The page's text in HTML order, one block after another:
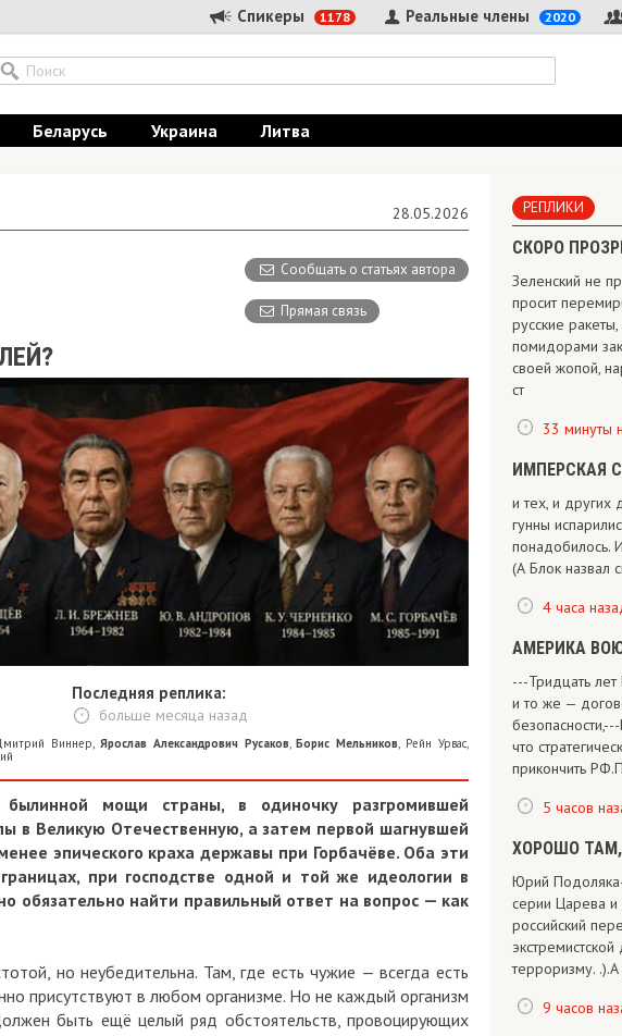
Спикеры 1178 Реальные члены 2020
Беларусь Украина Литва
28.05.2026
Сообщать о статьях автора
Прямая связь
Последняя реплика:
больше месяца назад
Виннер, Ярослав Александрович Русаков,Борис Мельников, Рейн Урвас,
мощи страны, в одиночку разгромившей
в Великую Отечественную, а затем первой шагнувшей
эпического краха державы при Горбачёве. Оба эти
при господстве одной и той же идеологии в
обязательно найти правильный ответ на вопрос — как
но неубедительна. Там, где есть чужие — всегда есть
присутствуют в любом организме. Но не каждый организм
быть ещё целый ряд обстоятельств, провоцирующих
РЕПЛИКИ
СКОРО
Зеленский не
просит
русские
помидорами
своей жопой,
ст
33 минуты
ИМПЕРСКАЯ
и тех, и других
гунны
понадобилось.
(А Блок назвал
4 часа
АМЕРИКА
---Тридцать
и то же —
что
прикончить
5 часов
ХОРОШО
Юрий
серии Царева и
российский
терроризму. .).А
9 часов